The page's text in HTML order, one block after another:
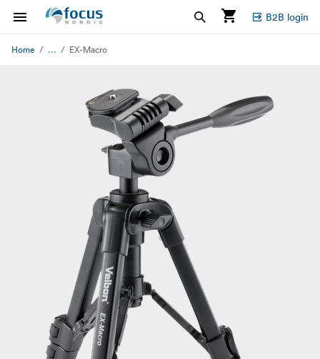
B2B login
Home ... EX-Macro